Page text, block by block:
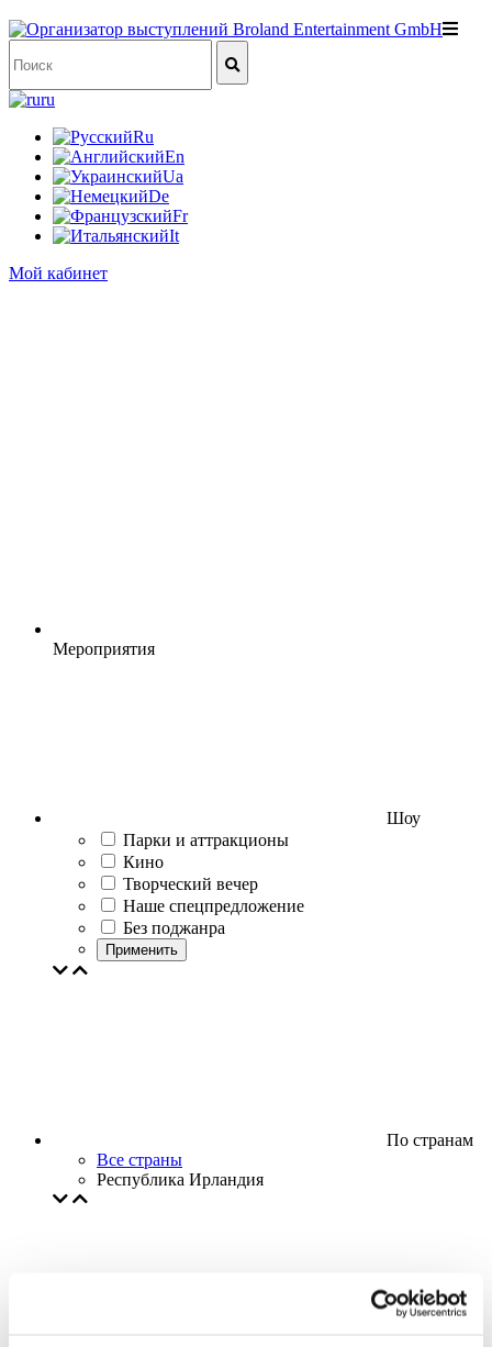
ru
Ru
En
Ua
De
Fr
It
Мой кабинет
Мероприятия
Шоу
Парки и аттракционы
Кино
Творческий вечер
Наше спецпредложение
Без поджанра
Применить
По странам
Все страны
Республика Ирландия